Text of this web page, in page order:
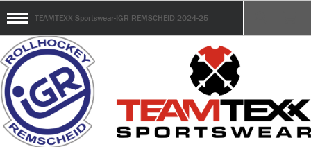
TEAMTEXX Sportswear-IGR REMSCHEID 2024-25